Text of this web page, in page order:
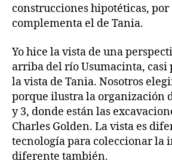
construcciones hipotéticas, por
complementa el de Tania.
Yo hice la vista de una
arriba del río Usumacinta,
la vista de Tania. Nosotros
porque ilustra la organización
y 3, donde están las
Charles Golden. La vista es
tecnología para coleccionar la
diferente también.